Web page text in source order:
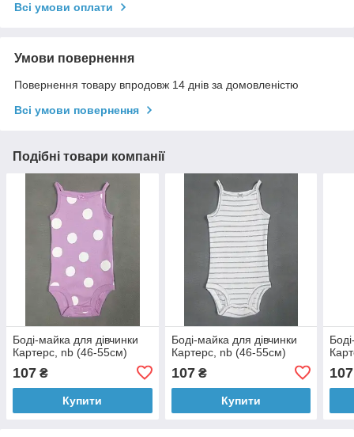
Всі умови оплати
Умови повернення
Повернення товару впродовж 14 днів за домовленістю
Всі умови повернення
Подібні товари компанії
Боді-майка для дівчинки
Картерс, nb (46-55см)
107 ₴
Купити
Боді-майка для дівчинки
Картерс, nb (46-55см)
107₴
Купити
107